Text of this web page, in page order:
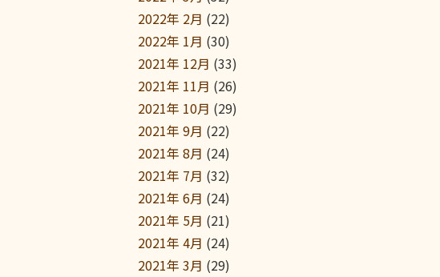
2022年 2月 (22)
2022年 1月 (30)
2021年 12月 (33)
2021年 11月 (26)
2021年 10月 (29)
2021年 9月 (22)
2021年 8月 (24)
2021年 7月 (32)
2021年 6月 (24)
2021年 5月 (21)
2021年 4月 (24)
2021年 3月 (29)